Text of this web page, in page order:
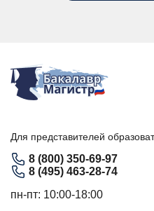
Для представителей
8 (800) 350-69-97
8 (495) 463-28-74
пн-пт: 10:00-18:00